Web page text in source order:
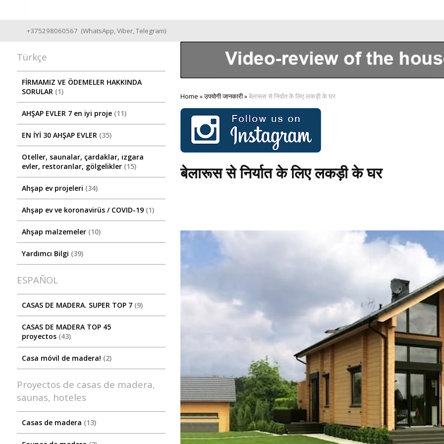
+375298060567 (WhatsApp,Viber,Telegram)
Türkçe
FİRMAMIZ VE ÖDEMELER HAKKINDA
SORULAR 1
AHŞAP EVLER 7 en iyi proje 11
EN İYİ 30 AHŞAP EVLER 35
Oteller, saunalar, çardaklar, ızgara
evler, restoranlar, gölgelikler 15
Ahşap ev projeleri 34
Ahşap ev ve koronavirüs / COVID-19 1
Ahşap malzemeler 10
Yardımcı Bilgi 39
ESPAÑOL
CASAS DE MADERA. SUPER TOP 7 9
CASAS DE MADERA TOP 45
proyectos 43
Casa móvil de madera! 2
Proyectos de casas de madera,
saunas, hoteles
Casas de madera 13
Home »उपयोगी जानकारी»बेलारूस से निर्यात के लिए लकड़ी के घर
बेलारूस से निर्यात के लिए लकड़ी के घर